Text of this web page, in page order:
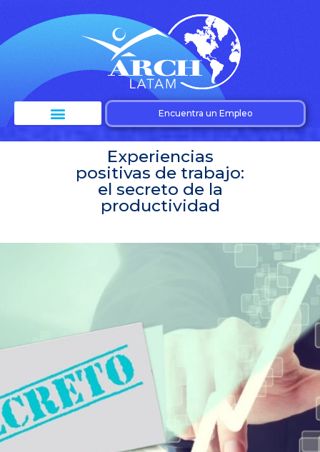
Encuentra un Empleo
Experiencias
positivas de trabajo:
el secreto de la
productividad